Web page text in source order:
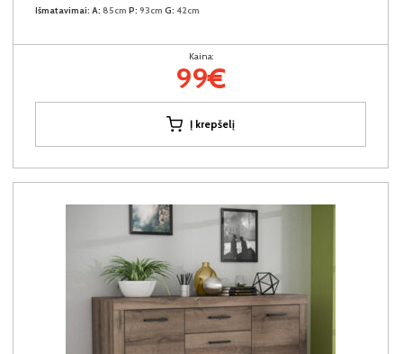
Išmatavimai: A: 85cm P: 93cm G: 42cm
Kaina:
99€
Į krepšelį